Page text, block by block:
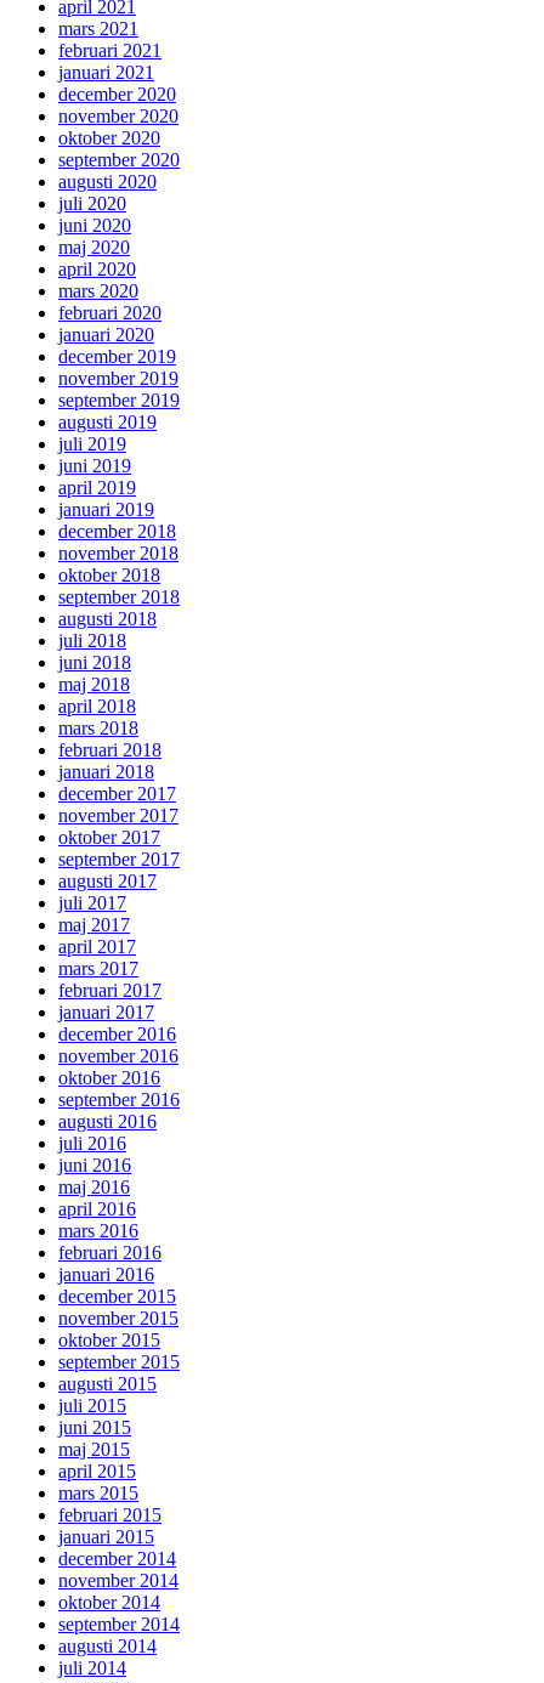
april 2021
mars 2021
februari 2021
januari 2021
december 2020
november 2020
oktober 2020
september 2020
augusti 2020
juli 2020
juni 2020
maj 2020
april 2020
mars 2020
februari 2020
januari 2020
december 2019
november 2019
september 2019
augusti 2019
juli 2019
juni 2019
april 2019
januari 2019
december 2018
november 2018
oktober 2018
september 2018
augusti 2018
juli 2018
juni 2018
maj 2018
april 2018
mars 2018
februari 2018
januari 2018
december 2017
november 2017
oktober 2017
september 2017
augusti 2017
juli 2017
maj 2017
april 2017
mars 2017
februari 2017
januari 2017
december 2016
november 2016
oktober 2016
september 2016
augusti 2016
juli 2016
juni 2016
maj 2016
april 2016
mars 2016
februari 2016
januari 2016
december 2015
november 2015
oktober 2015
september 2015
augusti 2015
juli 2015
juni 2015
maj 2015
april 2015
mars 2015
februari 2015
januari 2015
december 2014
november 2014
oktober 2014
september 2014
augusti 2014
juli 2014